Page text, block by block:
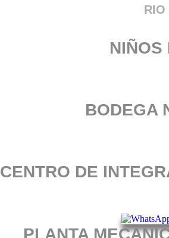
RIO
NIÑOS
BODEGA
CENTRO DE
PLANTA